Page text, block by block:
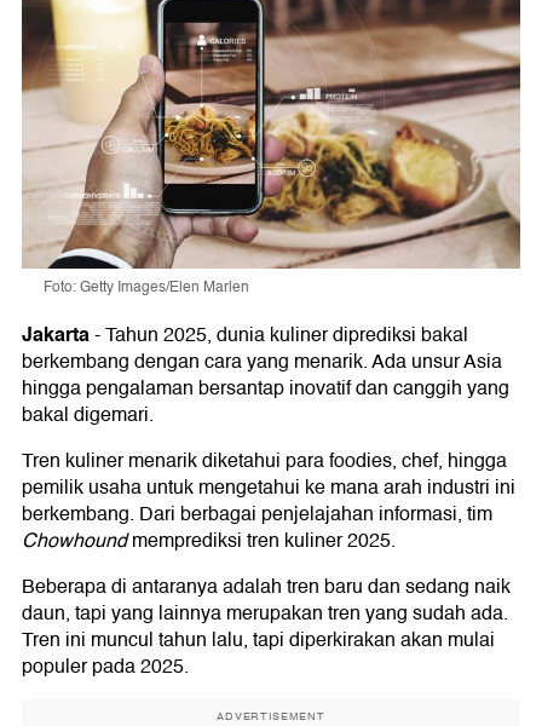
Foto: Getty Images/Elen Marlen
Jakarta-Tahun 2025, dunia kuliner diprediksi bakal
berkembang dengan cara yang menarik. Ada unsur Asia
hingga pengalaman bersantap inovatif dan canggih yang
bakal digemari.
Tren kuliner menarik diketahui para foodies, chef, hingga
pemilik usaha untuk mengetahui ke mana arah industri ini
berkembang. Dari berbagai penjelajahan informasi, tim
Chowhoundmemprediksi tren kuliner 2025.
Beberapa di antaranya adalah tren baru dan sedang naik
daun, tapi yang lainnya merupakan tren yang sudah ada.
Tren ini muncul tahun lalu, tapi diperkirakan akan mulai
populer pada 2025.
ADVERTISEMENT